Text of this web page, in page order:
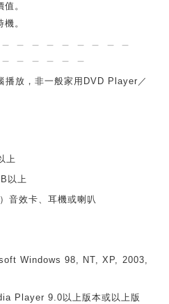
。
機。
－－－－－－－－
－－－－－
播放，非一般家用DVD Player／
上
以上
音效卡、耳機或喇叭
Windows 98, NT, XP, 2003,
Player 9.0以上版本或以上版